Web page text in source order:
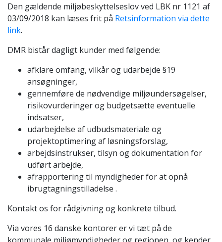
Den gældende miljøbeskyttelseslov ved LBK nr 1121 af
03/09/2018 kan læses frit på Retsinformation via dette
link.
DMR bistår dagligt kunder med følgende:
afklare omfang, vilkår og udarbejde §19
ansøgninger,
gennemføre de nødvendige miljøundersøgelser,
risikovurderinger og budgetsætte eventuelle
indsatser,
udarbejdelse af udbudsmateriale og
projektoptimering af løsningsforslag,
arbejdsinstrukser, tilsyn og dokumentation for
udført arbejde,
afrapportering til myndigheder for at opnå
ibrugtagningstilladelse .
Kontakt os for rådgivning og konkrete tilbud.
Via vores 16 danske kontorer er vi tæt på de
kommunale miljømyndigheder og regionen, og kender